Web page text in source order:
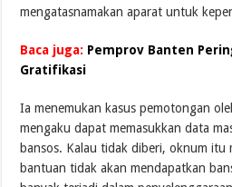
mengatasnamakan aparat untuk
Baca juga: Pemprov Banten
Gratifikasi
Ia menemukan kasus pemotongan
mengaku dapat memasukkan data
bansos. Kalau tidak diberi, oknum itu
bantuan tidak akan mendapatkan